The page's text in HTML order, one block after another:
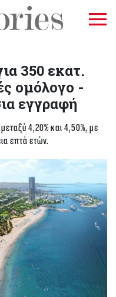
350 εκατ.
ομόλογο -
εγγραφή
4,20% και 4,50%, με
επτά ετών.